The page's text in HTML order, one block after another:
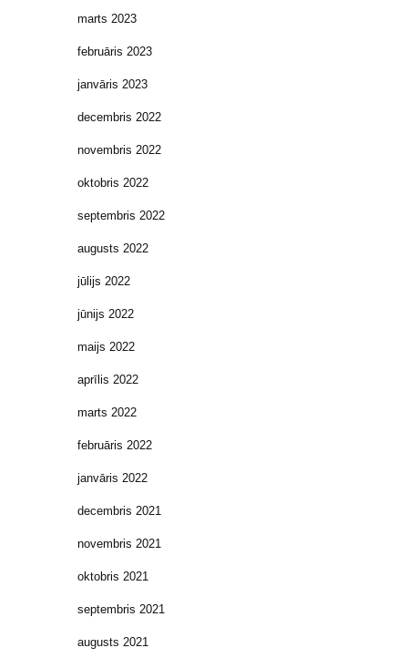
marts 2023
februāris 2023
janvāris 2023
decembris 2022
novembris 2022
oktobris 2022
septembris 2022
augusts 2022
jūlijs 2022
jūnijs 2022
maijs 2022
aprīlis 2022
marts 2022
februāris 2022
janvāris 2022
decembris 2021
novembris 2021
oktobris 2021
septembris 2021
augusts 2021